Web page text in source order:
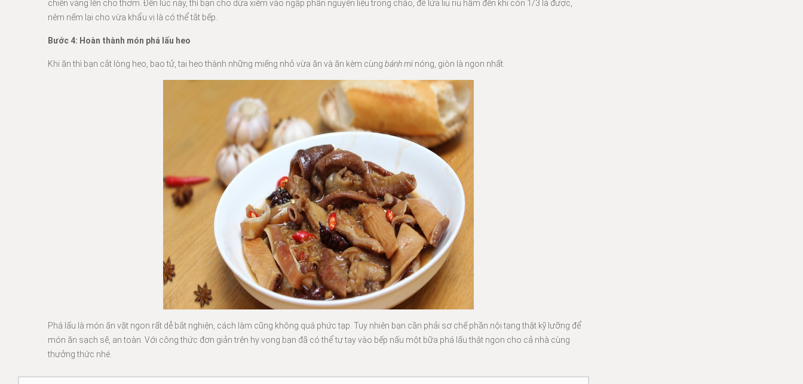
chiên vàng lên cho thơm. Đến lúc này, thì bạn cho dừa xiêm vào ngập phần nguyên liệu trong chảo, để lửa liu riu hầm đến khi còn 1/3 là được,
nêm nếm lại cho vừa khẩu vị là có thể tắt bếp.
Bước 4: Hoàn thành món phá lấu heo
Khi ăn thì bạn cắt lòng heo, bao tử, tai heo thành những miếng nhỏ vừa ăn và ăn kèm cùng bánh mì nóng, giòn là ngon nhất.
Phá lấu là món ăn vặt ngon rất dễ bắt nghiện, cách làm cũng không quá phức tạp. Tuy nhiên bạn cần phải sơ chế phần nội tạng thật kỹ lưỡng để
món ăn sạch sẽ, an toàn. Với công thức đơn giản trên hy vọng bạn đã có thể tự tay vào bếp nấu một bữa phá lấu thật ngon cho cả nhà cùng
thưởng thức nhé.